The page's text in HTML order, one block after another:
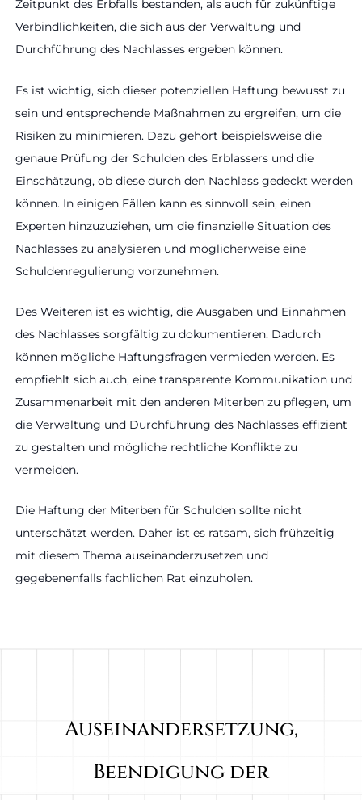
Zeitpunkt des Erbfalls bestanden, als auch für zukünftige
Verbindlichkeiten, die sich aus der Verwaltung und
Durchführung des Nachlasses ergeben können.
Es ist wichtig, sich dieser potenziellen Haftung bewusst zu
sein und entsprechende Maßnahmen zu ergreifen, um die
Risiken zu minimieren. Dazu gehört beispielsweise die
genaue Prüfung der Schulden des Erblassers und die
Einschätzung, ob diese durch den Nachlass gedeckt werden
können. In einigen Fällen kann es sinnvoll sein, einen
Experten hinzuzuziehen, um die finanzielle Situation des
Nachlasses zu analysieren und möglicherweise eine
Schuldenregulierung vorzunehmen.
Des Weiteren ist es wichtig, die Ausgaben und Einnahmen
des Nachlasses sorgfältig zu dokumentieren. Dadurch
können mögliche Haftungsfragen vermieden werden. Es
empfiehlt sich auch, eine transparente Kommunikation und
Zusammenarbeit mit den anderen Miterben zu pflegen, um
die Verwaltung und Durchführung des Nachlasses effizient
zu gestalten und mögliche rechtliche Konflikte zu
vermeiden.
Die Haftung der Miterben für Schulden sollte nicht
unterschätzt werden. Daher ist es ratsam, sich frühzeitig
mit diesem Thema auseinanderzusetzen und
gegebenenfalls fachlichen Rat einzuholen.
Auseinandersetzung,
Beendigung der